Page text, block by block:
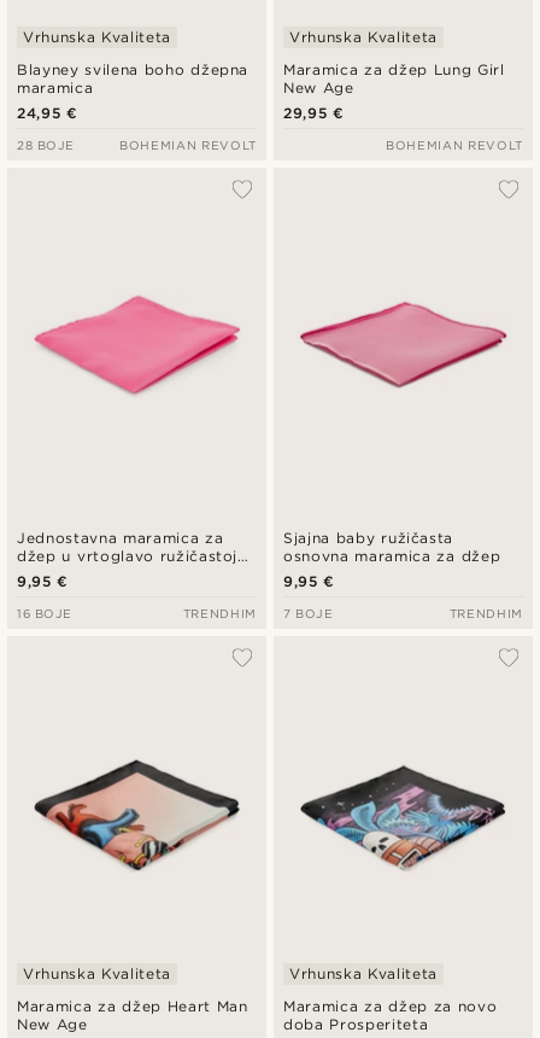
Blayney svilena boho džepna
maramica
Vrhunska Kvaliteta
24,95 €
28 BOJE BOHEMIAN REVOLT
Maramica za džep Lung Girl
New Age
Vrhunska Kvaliteta
29,95 €
BOHEMIAN REVOLT
Jednostavna maramica za
džep u vrtoglavo ružičastoj
verziji 2
9,95 €
16 BOJE TRENDHIM
Sjajna baby ružičasta
osnovna maramica za džep
9,95 €
7 BOJE TRENDHIM
Maramica za džep Heart Man
New Age
Vrhunska Kvaliteta
Maramica za džep za novo
doba Prosperiteta
Vrhunska Kvaliteta